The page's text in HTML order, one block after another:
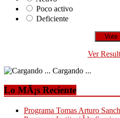
Poco activo
Deficiente
Ver
Cargando ...
Lo MÃ¡s Reciente
Programa Tomas Arturo